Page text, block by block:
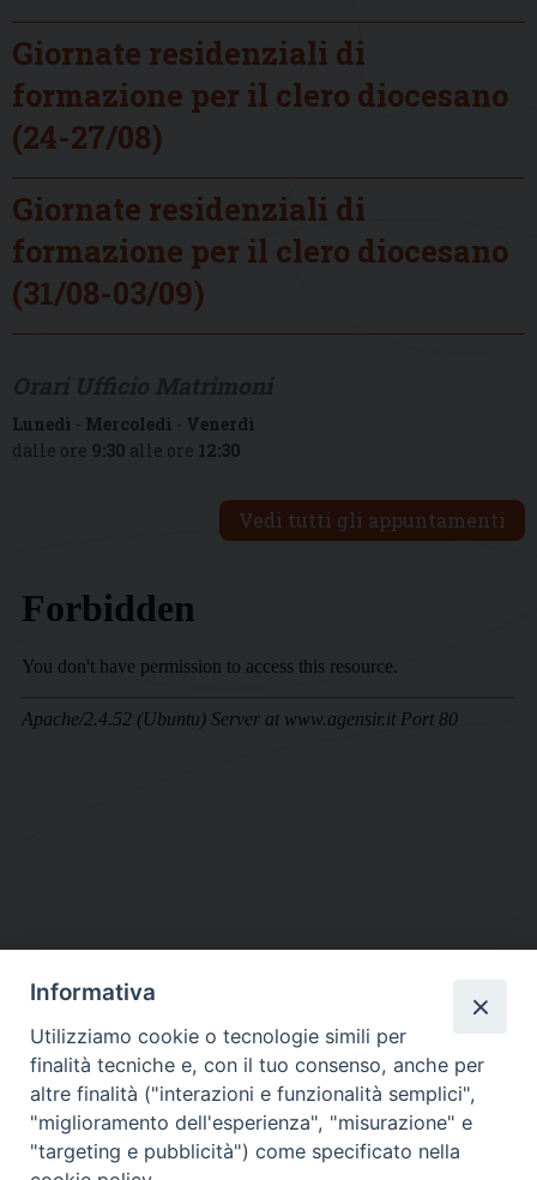
Giornate residenziali di
formazione per il clero diocesano
(24-27/08)
Giornate residenziali di
formazione per il clero diocesano
(31/08-03/09)
Lunedì - Mercoledì - Venerdì
dalle ore 9:30 alle ore 12:30
Vedi tutti gli appuntamenti
DIOCESI SUBURBICARIA DI ALBANO
Contatti:Tel.: 06.93268401 - Fax.: 06.9323844
E-mail:curia@diocesidialbano.it
Orari: dal Lunedì al Venerdì Ore: 9:00 - 13:00
Informativa
Utilizziamo cookie o tecnologie simili per
finalità tecniche e, con il tuo consenso, anche per
altre finalità ("interazioni e funzionalità semplici",
"miglioramento dell'esperienza", "misurazione" e
"targeting e pubblicità") come specificato nella